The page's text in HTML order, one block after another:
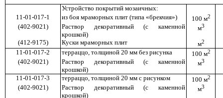
Устройство покрытий мозаичных:
11-01-017-1
из боя мраморных плит (типа «брекчия») 100 м2
(402-9021)
Раствор декоративный (с каменной
крошкой)
м3
(412-9175) Куски мраморных плит м2
11-01-017-2 терраццо, толщиной 20 мм без рисунка 100 м2
(402-9021)
Раствор декоративный (с каменной
крошкой)
м3
11-01-017-3 терраццо, толщиной 20 мм с рисунком 100 м2
(402-9021)
Раствор декоративный (с каменной
крошкой)
м3